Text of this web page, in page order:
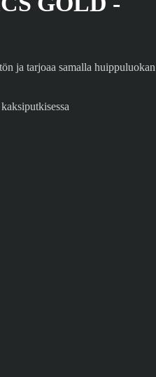
ja tarjoaa samalla huippuluokan